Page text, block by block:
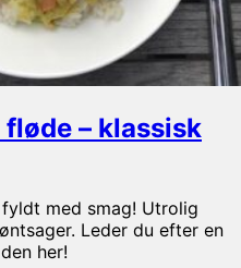
– klassisk
med smag! Utrolig
Leder du efter en
her!